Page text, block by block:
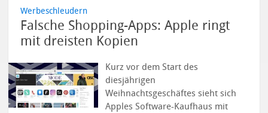
Werbeschleudern
Falsche Shopping-Apps: Apple ringt
mit dreisten Kopien
Kurz vor dem Start des
diesjährigen
Weihnachtsgeschäftes sieht sich
Apples Software-Kaufhaus mit